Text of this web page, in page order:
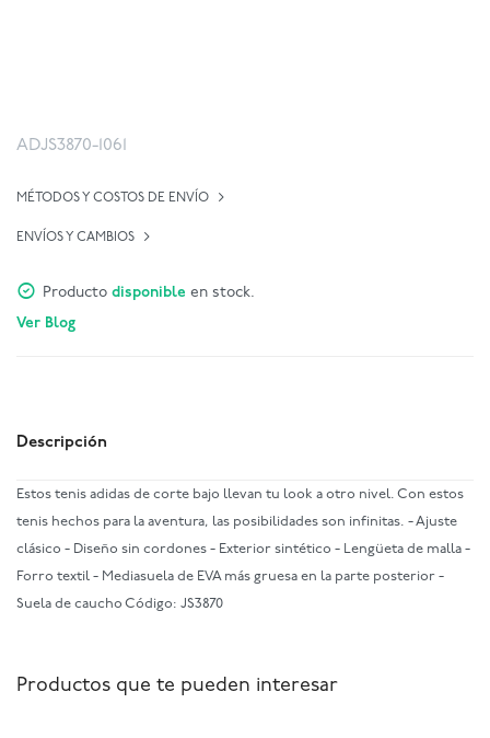
ADJS3870-1061
MÉTODOS Y COSTOS DE ENVÍO
ENVÍOS Y CAMBIOS
Producto disponible en stock.
Ver Blog
Descripción
Estos tenis adidas de corte bajo llevan tu look a otro nivel. Con estos
tenis hechos para la aventura, las posibilidades son infinitas. - Ajuste
clásico - Diseño sin cordones - Exterior sintético - Lengüeta de malla -
Forro textil - Mediasuela de EVA más gruesa en la parte posterior -
Suela de caucho Código: JS3870
Productos que te pueden interesar